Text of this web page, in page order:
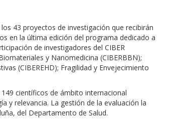
43 proyectos de investigación que recibirán
en la última edición del programa dedicado a
de investigadores del CIBER
y Nanomedicina (CIBERBBN);
(CIBEREHD); Fragilidad y Envejecimiento
científicos de ámbito internacional
y relevancia. La gestión de la evaluación la
del Departamento de Salud.